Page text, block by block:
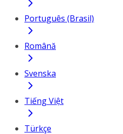
Português (Brasil)
Română
Svenska
Tiếng Việt
Türkçe